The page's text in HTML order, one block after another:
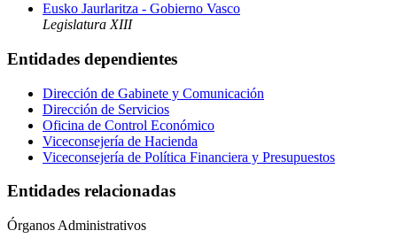
Eusko Jaurlaritza - Gobierno Vasco
Legislatura XIII
Entidades dependientes
Dirección de Gabinete y Comunicación
Dirección de Servicios
Oficina de Control Económico
Viceconsejería de Hacienda
Viceconsejería de Política Financiera y Presupuestos
Entidades relacionadas
Órganos Administrativos